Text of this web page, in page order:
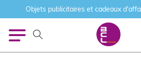
Objets publicitaires et cadeaux